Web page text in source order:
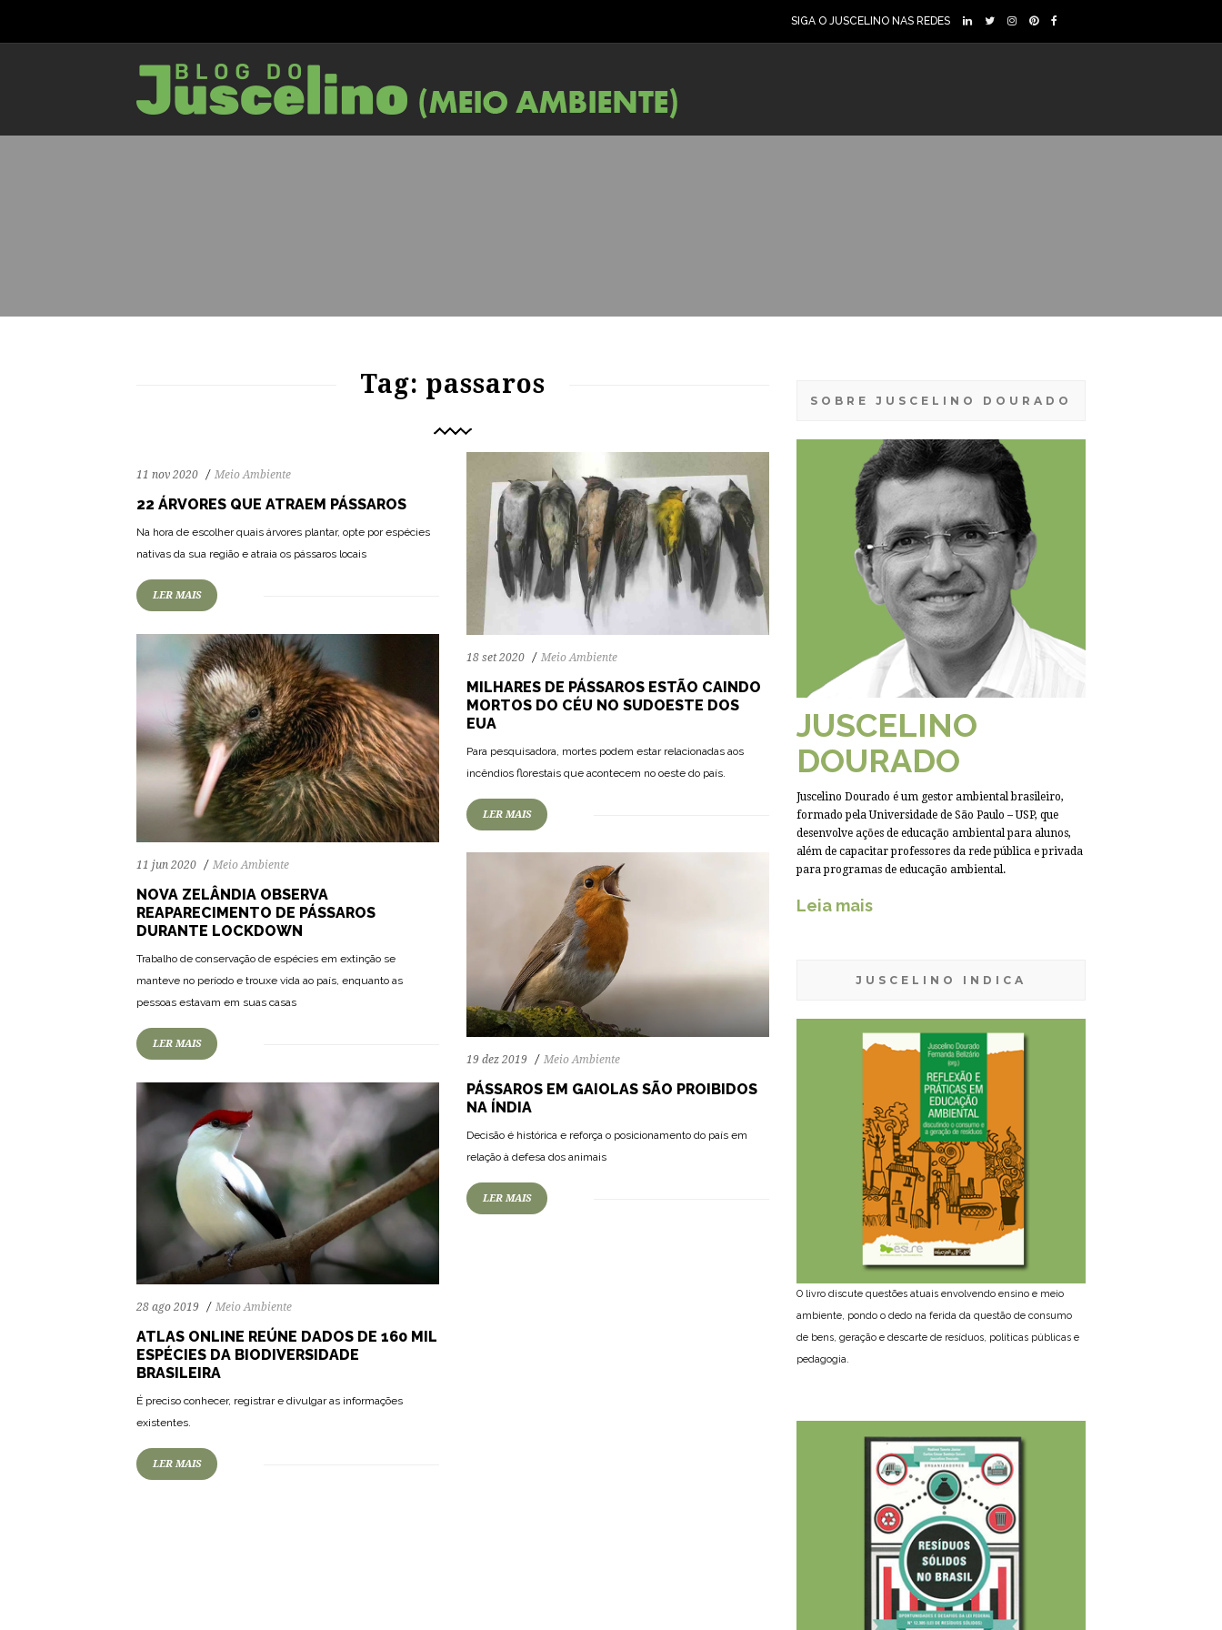
SIGA O JUSCELINO NAS REDES
Tag: passaros
11 nov 2020 Meio Ambiente
22 ÁRVORES QUE ATRAEM PÁSSAROS
Na hora de escolher quais árvores plantar, opte por espécies
nativas da sua região e atraia os pássaros locais
LER MAIS
18 set 2020 Meio Ambiente
MILHARES DE PÁSSAROS ESTÃO CAINDO
MORTOS DO CÉU NO SUDOESTE DOS
EUA
Para pesquisadora, mortes podem estar relacionadas aos
incêndios florestais que acontecem no oeste do país.
LER MAIS
11 jun 2020 Meio Ambiente
NOVA ZELÂNDIA OBSERVA
REAPARECIMENTO DE PÁSSAROS
DURANTE LOCKDOWN
Trabalho de conservação de espécies em extinção se
manteve no período e trouxe vida ao país, enquanto as
pessoas estavam em suas casas
LER MAIS
19 dez 2019 Meio Ambiente
PÁSSAROS EM GAIOLAS SÃO PROIBIDOS
NA ÍNDIA
Decisão é histórica e reforça o posicionamento do país em
relação à defesa dos animais
LER MAIS
28 ago 2019 Meio Ambiente
ATLAS ONLINE REÚNE DADOS DE 160 MIL
ESPÉCIES DA BIODIVERSIDADE
BRASILEIRA
É preciso conhecer, registrar e divulgar as informações
existentes.
LER MAIS
SOBRE JUSCELINO DOURADO
JUSCELINO
DOURADO
Juscelino Dourado é um gestor ambiental brasileiro,
formado pela Universidade de São Paulo – USP, que
desenvolve ações de educação ambiental para alunos,
além de capacitar professores da rede pública e privada
para programas de educação ambiental.
Leia mais
JUSCELINO INDICA
O livro discute questões atuais envolvendo ensino e meio
ambiente, pondo o dedo na ferida da questão de consumo
de bens, geração e descarte de resíduos, políticas públicas e
pedagogia.